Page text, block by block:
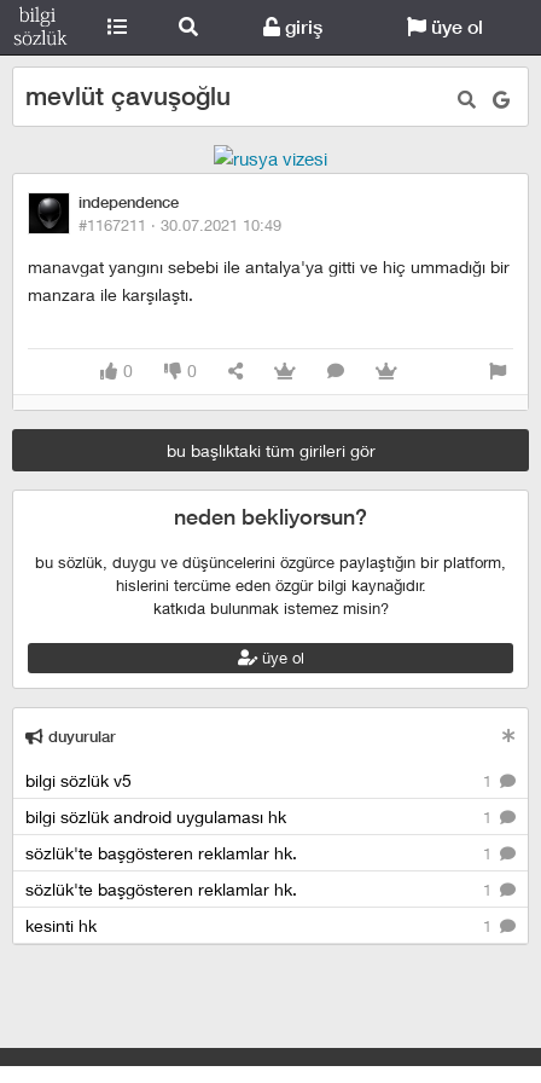
giriş üye ol
mevlüt çavuşoğlu
independence
#1167211 · 30.07.2021 10:49
manavgat yangını sebebi ile antalya'ya gitti ve hiç ummadığı bir
manzara ile karşılaştı.
0 0
bu başlıktaki tüm girileri gör
neden bekliyorsun?
bu sözlük, duygu ve düşüncelerini özgürce paylaştığın bir platform,
hislerini tercüme eden özgür bilgi kaynağıdır.
katkıda bulunmak istemez misin?
üye ol
duyurular
1
bilgi sözlük v5
1
bilgi sözlük android uygulaması hk
1
sözlük'te başgösteren reklamlar hk.
1
sözlük'te başgösteren reklamlar hk.
1
kesinti hk